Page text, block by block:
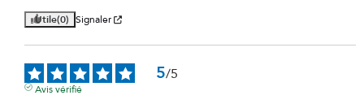
Utile(0) Signaler
5/5
Avis vérifié